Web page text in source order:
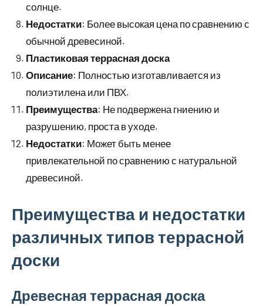
солнце.
Недостатки: Более высокая цена по сравнению с
обычной древесиной.
Пластиковая террасная доска
Описание: Полностью изготавливается из
полиэтилена или ПВХ.
Преимущества: Не подвержена гниению и
разрушению, проста в уходе.
Недостатки: Может быть менее
привлекательной по сравнению с натуральной
древесиной.
Преимущества и недостатки
различных типов террасной
доски
Древесная террасная доска